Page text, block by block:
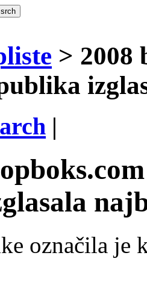
> 2008
|
označila je